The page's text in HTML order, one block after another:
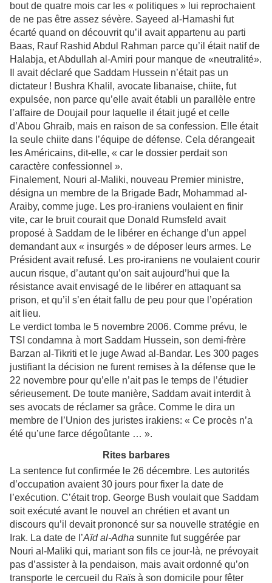
bout de quatre mois car les « politiques » lui reprochaient
de ne pas être assez sévère. Sayeed al-Hamashi fut
écarté quand on découvrit qu’il avait appartenu au parti
Baas, Rauf Rashid Abdul Rahman parce qu’il était natif de
Halabja, et Abdullah al-Amiri pour manque de «neutralité».
Il avait déclaré que Saddam Hussein n’était pas un
dictateur ! Bushra Khalil, avocate libanaise, chiite, fut
expulsée, non parce qu’elle avait établi un parallèle entre
l’affaire de Doujail pour laquelle il était jugé et celle
d’Abou Ghraib, mais en raison de sa confession. Elle était
la seule chiite dans l’équipe de défense. Cela dérangeait
les Américains, dit-elle, « car le dossier perdait son
caractère confessionnel ».
Finalement, Nouri al-Maliki, nouveau Premier ministre,
désigna un membre de la Brigade Badr, Mohammad al-
Araiby, comme juge. Les pro-iraniens voulaient en finir
vite, car le bruit courait que Donald Rumsfeld avait
proposé à Saddam de le libérer en échange d’un appel
demandant aux « insurgés » de déposer leurs armes. Le
Président avait refusé. Les pro-iraniens ne voulaient courir
aucun risque, d’autant qu’on sait aujourd’hui que la
résistance avait envisagé de le libérer en attaquant sa
prison, et qu’il s’en était fallu de peu pour que l’opération
ait lieu.
Le verdict tomba le 5 novembre 2006. Comme prévu, le
TSI condamna à mort Saddam Hussein, son demi-frère
Barzan al-Tikriti et le juge Awad al-Bandar. Les 300 pages
justifiant la décision ne furent remises à la défense que le
22 novembre pour qu’elle n’ait pas le temps de l’étudier
sérieusement. De toute manière, Saddam avait interdit à
ses avocats de réclamer sa grâce. Comme le dira un
membre de l’Union des juristes irakiens: « Ce procès n’a
été qu’une farce dégoûtante … ».
Rites barbares
La sentence fut confirmée le 26 décembre. Les autorités
d’occupation avaient 30 jours pour fixer la date de
l’exécution. C’était trop. George Bush voulait que Saddam
soit exécuté avant le nouvel an chrétien et avant un
discours qu’il devait prononcé sur sa nouvelle stratégie en
Irak. La date de l’Aïd al-Adha sunnite fut suggérée par
Nouri al-Maliki qui, mariant son fils ce jour-là, ne prévoyait
pas d’assister à la pendaison, mais avait ordonné qu’on
transporte le cercueil du Raïs à son domicile pour fêter